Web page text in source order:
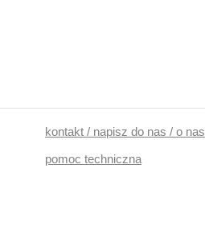
kontakt / napisz do nas / o nas
pomoc techniczna